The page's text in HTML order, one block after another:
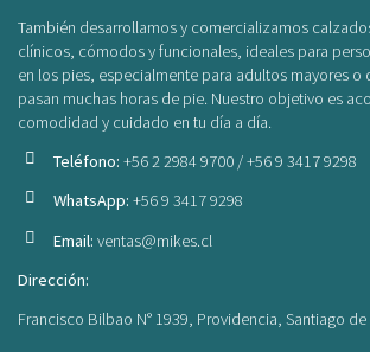
También desarrollamos y comercializamos
clínicos, cómodos y funcionales, ideales para
en los pies, especialmente para adultos mayores o
pasan muchas horas de pie. Nuestro objetivo es
comodidad y cuidado en tu día a día.
Teléfono: +56 2 2984 9700 / +56 9 3417 9298
WhatsApp: +56 9 3417 9298
Email: ventas@mikes.cl
Dirección:
Francisco Bilbao N° 1939, Providencia, Santiago